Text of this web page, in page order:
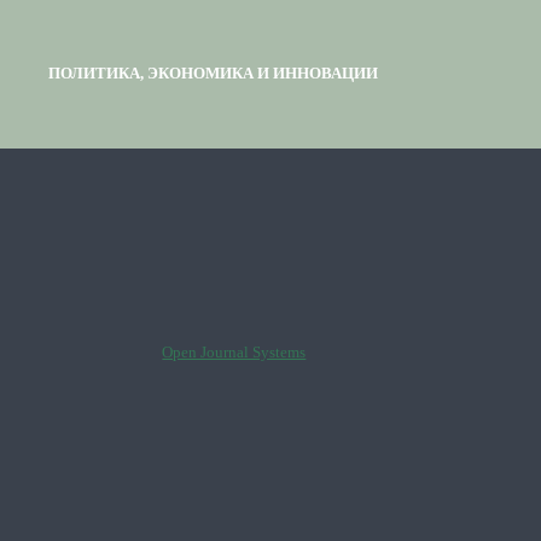
ПОЛИТИКА, ЭКОНОМИКА И ИННОВАЦИИ
Open Journal Systems